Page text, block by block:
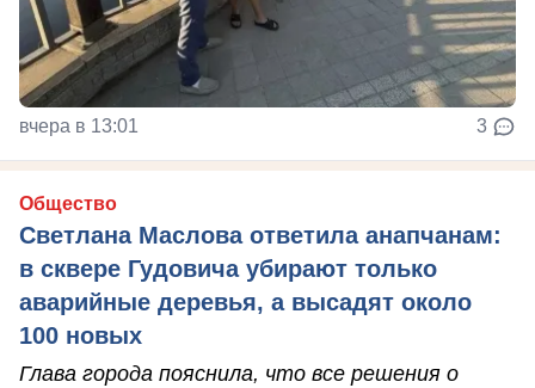
вчера в 13:01 3
Общество
Светлана Маслова ответила анапчанам:
в сквере Гудовича убирают только
аварийные деревья, а высадят около
100 новых
Глава города пояснила, что все решения о